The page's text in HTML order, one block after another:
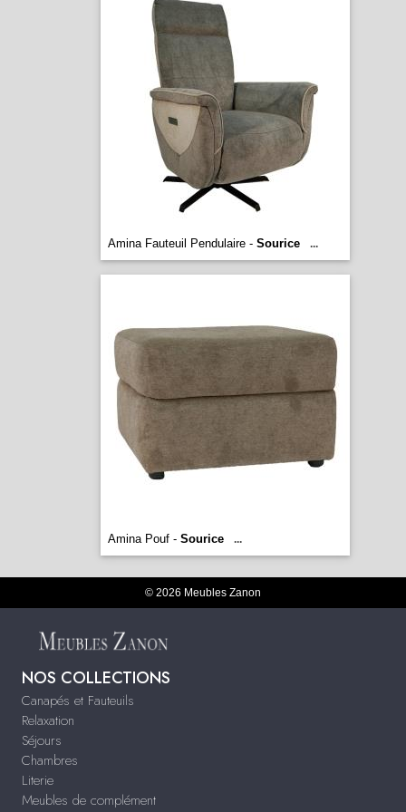
Amina Fauteuil Pendulaire - Sourice ...
Amina Pouf - Sourice ...
© 2026 Meubles Zanon
NOS COLLECTIONS
Canapés et Fauteuils
Relaxation
Séjours
Chambres
Literie
Meubles de complément